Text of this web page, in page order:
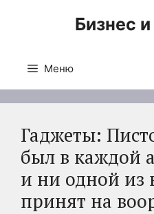
Бизнес
Меню
Гаджеты:
был в каждой
и ни одной из
принят на